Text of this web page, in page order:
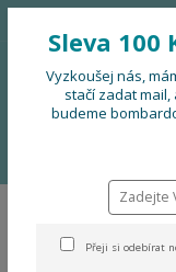
Dámské
Sleva 100
Vyzkoušej nás,
stačí zadat mail,
budeme
Přeji si odebírat